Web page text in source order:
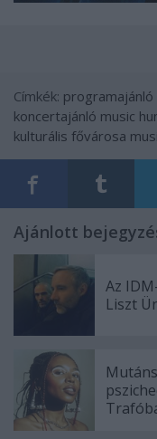
Címkék: programajánló
koncertajánló music
kulturális fővárosa
Ajánlott
Az
Liszt